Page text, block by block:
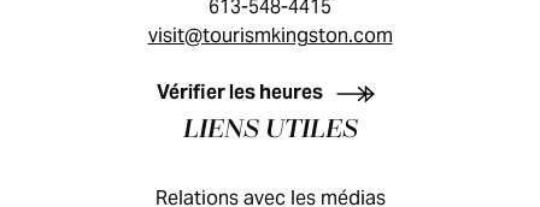
GUIDE DES VISITEURS
613-548-4415
visit@tourismkingston.com
Vérifier les heures
LIENS UTILES
Relations avec les médias